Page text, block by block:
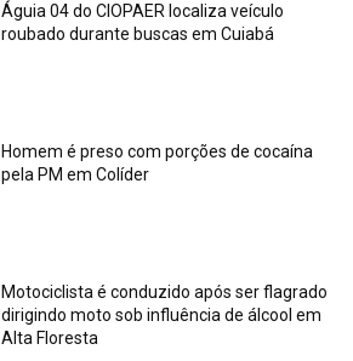
Águia 04 do CIOPAER localiza veículo
roubado durante buscas em Cuiabá
Homem é preso com porções de cocaína
pela PM em Colíder
Motociclista é conduzido após ser flagrado
dirigindo moto sob influência de álcool em
Alta Floresta